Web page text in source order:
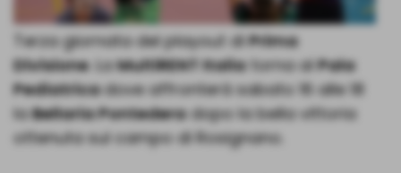
Terza giornata del playout diPrima
Divisione. LaMultiRENT Italiatorna alPala
Pediatricadove affronterà sabato 16 alle 18
laBellaria Pontederadopo la bella vittoria
ottenuta sul campo di Rosignano.